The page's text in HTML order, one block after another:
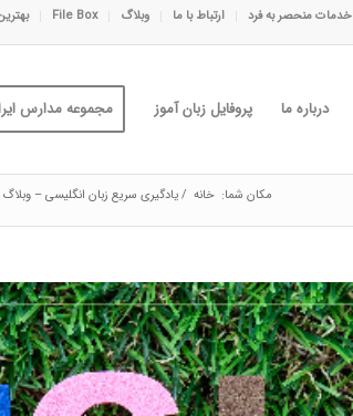
خدمات منحصر به فرد ارتباط با ما وبلاگ File Box
درباره ما پروفایل زبان آموز مجموعه مدارس
مکان شما: خانه /یادگیری سریع زبان انگلیسی – وبلاگ